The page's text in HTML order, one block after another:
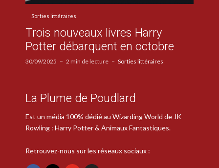
Sorties littéraires
Trois nouveaux livres Harry
Potter débarquent en octobre
30/09/2025 2 min de lecture Sorties littéraires
La Plume de Poudlard
Est un média 100% dédié au Wizarding World de JK
Rowling : Harry Potter & Animaux Fantastiques.
Retrouvez-nous sur les réseaux sociaux :